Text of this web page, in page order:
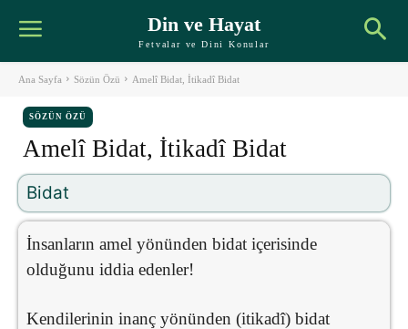
Din ve Hayat
Fetvalar ve Dini Konular
Ana Sayfa Sözün Özü Amelî Bidat, İtikadî Bidat
SÖZÜN ÖZÜ
Amelî Bidat, İtikadî Bidat
Bidat
İnsanların amel yönünden bidat içerisinde
olduğunu iddia edenler!
Kendilerinin inanç yönünden (itikadî) bidat